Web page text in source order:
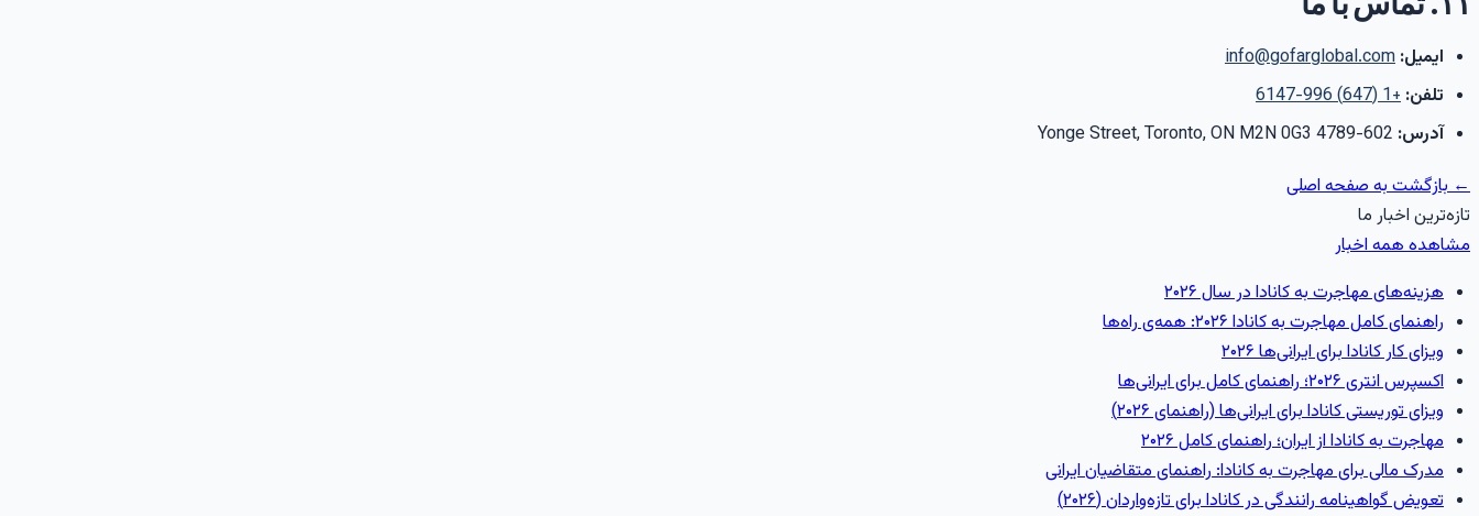
ایمیل: info@gofarglobal.com
تلفن: +1 (647) 996-6147
آدرس: 602-4789 Yonge Street
,Toronto,ON M2N 0G3
← بازگشت به صفحه اصلی
تازه‌ترین اخبار ما
مشاهده همه اخبار
هزینه‌های مهاجرت به کانادا در سال ۲۰۲۶
راهنمای کامل مهاجرت به کانادا ۲۰۲۶: همه‌ی راه‌ها
ویزای کار کانادا برای ایرانی‌ها ۲۰۲۶
اکسپرس انتری ۲۰۲۶؛ راهنمای کامل برای ایرانی‌ها
ویزای توریستی کانادا برای ایرانی‌ها (راهنمای ۲۰۲۶)
مهاجرت به کانادا از ایران؛ راهنمای کامل ۲۰۲۶
مدرک مالی برای مهاجرت به کانادا: راهنمای متقاضیان ایرانی
تعویض گواهینامه رانندگی در کانادا برای تازه‌واردان (۲۰۲۶)